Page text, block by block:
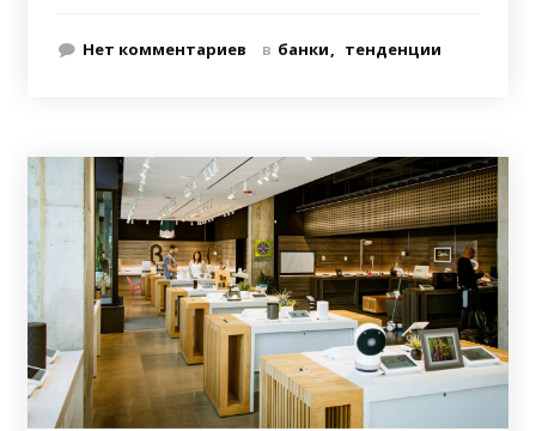
Нет комментариев в банки тенденции